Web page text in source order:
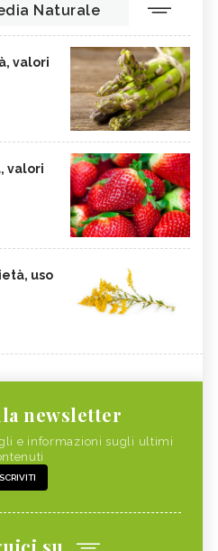
Naturale
valori
valori
uso
newsletter
e informazioni sugli ultimi